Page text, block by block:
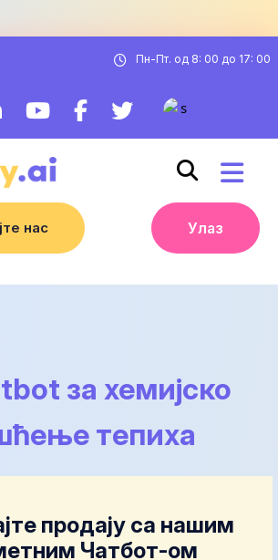
Пн-Пт. од 8: 00 до 17: 00
нас Улаз
за хемијско
тепиха
продају са нашим
Чатбот-ом